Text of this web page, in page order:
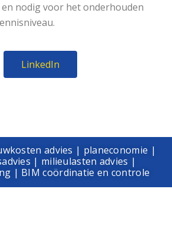
nodig voor het onderhouden
LinkedIn
advies | planeconomie |
| milieulasten advies |
| BIM coördinatie en controle